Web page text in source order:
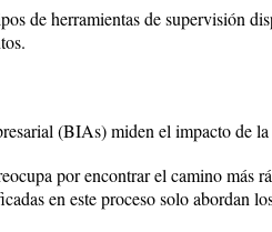
de herramientas de supervisión
(BIAs) miden el impacto de
por encontrar el camino más
en este proceso solo abordan